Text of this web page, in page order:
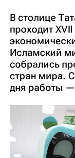
В столице
проходит
Исламский
собрались
стран мира.
дня работы